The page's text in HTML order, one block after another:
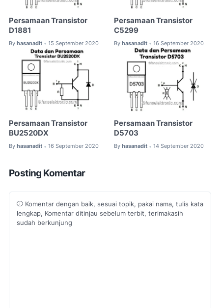
Persamaan Transistor
D1881
By hasanadit • 15 September 2020
Persamaan Transistor
C5299
By hasanadit • 16 September 2020
Persamaan Transistor
BU2520DX
By hasanadit • 16 September 2020
Persamaan Transistor
D5703
By hasanadit • 14 September 2020
Posting Komentar
Komentar dengan baik, sesuai topik, pakai nama, tulis kata
lengkap, Komentar ditinjau sebelum terbit, terimakasih
sudah berkunjung